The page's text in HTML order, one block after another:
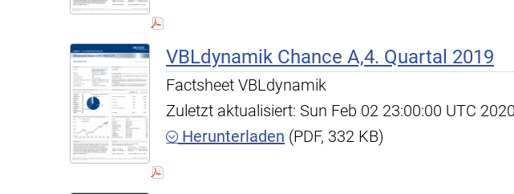
VBLdynamik Chance A,4. Quartal 2019
Factsheet VBLdynamik
Zuletzt aktualisiert: Sun Feb 02 23:00:00 UTC 2020
Herunterladen (PDF, 332 KB)